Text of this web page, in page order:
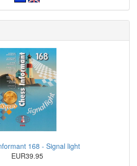
168 - Signal light
EUR39.95